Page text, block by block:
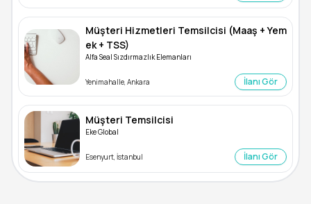
Müşteri Hizmetleri Temsilcisi (Maaş + Yem
ek + TSS)
Alfa Seal Sızdırmazlık Elemanları
Yenimahalle, Ankara İlanı Gör
Müşteri Temsilcisi
Eke Global
Esenyurt, İstanbul İlanı Gör